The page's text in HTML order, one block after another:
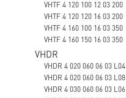
VHTF 4 120 100 12 03 200
VHTF 4 120 120 16 03 200
VHTF 4 160 100 16 03 350
VHTF 4 160 150 16 03 350
VHDR
VHDR 4 020 060 06 03 L04
VHDR 4 020 060 06 03 L08
VHDR 4 030 060 06 03 L06